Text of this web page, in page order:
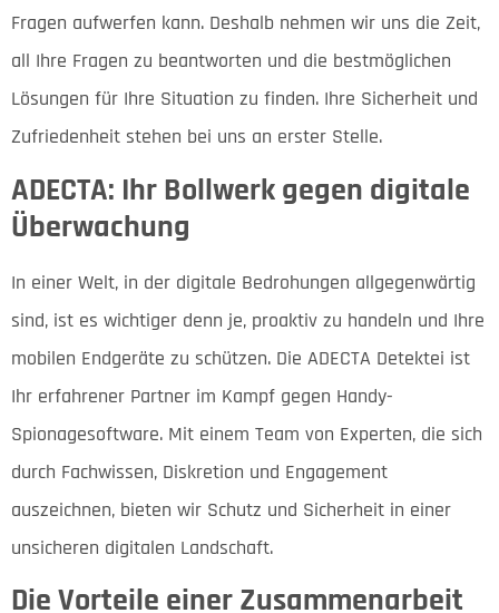
Fragen aufwerfen kann. Deshalb nehmen wir uns die Zeit,
all Ihre Fragen zu beantworten und die bestmöglichen
Lösungen für Ihre Situation zu finden. Ihre Sicherheit und
Zufriedenheit stehen bei uns an erster Stelle.
ADECTA: Ihr Bollwerk gegen digitale
Überwachung
In einer Welt, in der digitale Bedrohungen allgegenwärtig
sind, ist es wichtiger denn je, proaktiv zu handeln und Ihre
mobilen Endgeräte zu schützen. Die ADECTA Detektei ist
Ihr erfahrener Partner im Kampf gegen Handy-
Spionagesoftware. Mit einem Team von Experten, die sich
durch Fachwissen, Diskretion und Engagement
auszeichnen, bieten wir Schutz und Sicherheit in einer
unsicheren digitalen Landschaft.
Die Vorteile einer Zusammenarbeit